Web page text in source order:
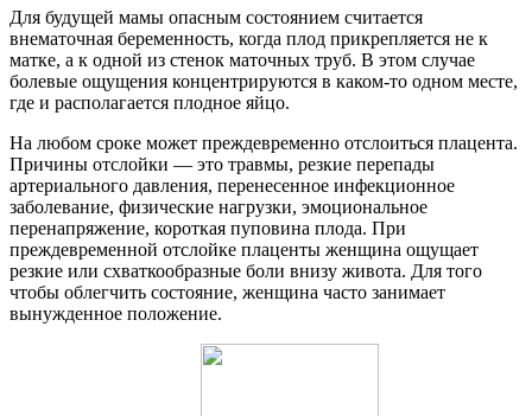
Для будущей мамы опасным состоянием считается
внематочная беременность, когда плод прикрепляется не к
матке, а к одной из стенок маточных труб. В этом случае
болевые ощущения концентрируются в каком-то одном месте,
где и располагается плодное яйцо.
На любом сроке может преждевременно отслоиться плацента.
Причины отслойки — это травмы, резкие перепады
артериального давления, перенесенное инфекционное
заболевание, физические нагрузки, эмоциональное
перенапряжение, короткая пуповина плода. При
преждевременной отслойке плаценты женщина ощущает
резкие или схваткообразные боли внизу живота. Для того
чтобы облегчить состояние, женщина часто занимает
вынужденное положение.